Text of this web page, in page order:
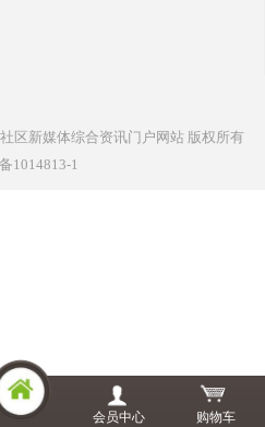
区新媒体综合资讯门户网站版权所有
1014813-1
会员中心 购物车